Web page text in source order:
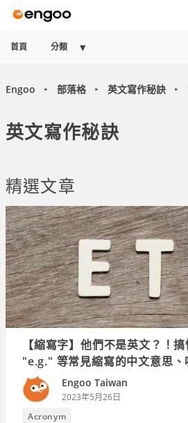
首頁 分類
Collapse
Engoo ► 部落格 ► 英文寫作秘訣 ►
英文寫作秘訣
精選文章
【縮寫字】他們不是英文？！
"e.g." 等常見縮寫的中文意思、
Engoo Taiwan
2023年5月26日
Acronym